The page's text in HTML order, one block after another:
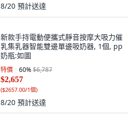
8/20 預計送達
新款手持電動便攜式靜音按摩大吸力催
乳集乳器智能雙邊單邊吸奶器, 1個, pp
奶瓶:如圖
特價 60%$6,787
$2,657
($2657.00/1個)
8/20 預計送達